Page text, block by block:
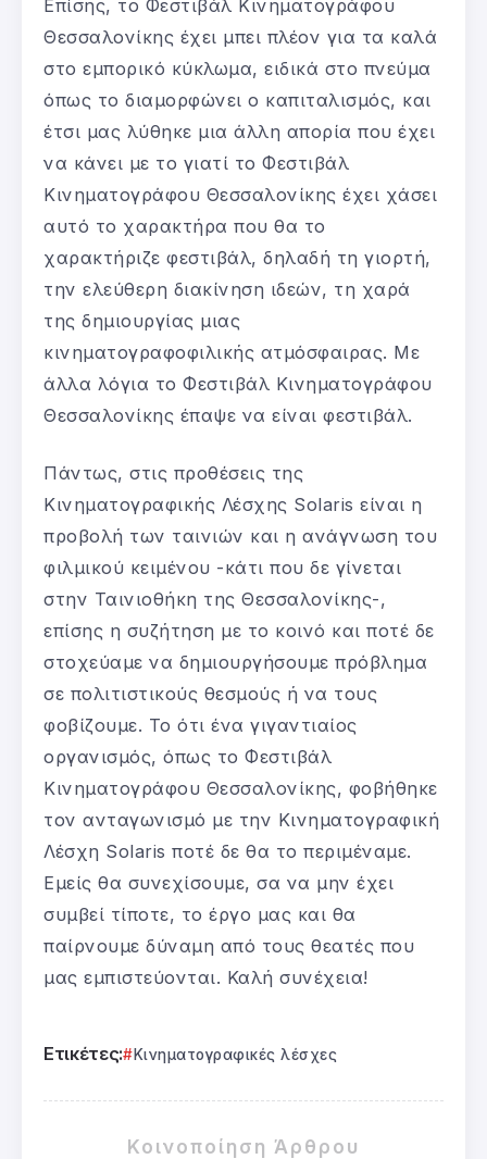
Επίσης, το Φεστιβάλ Κινηματογράφου
Θεσσαλονίκης έχει μπει πλέον για τα καλά
στο εμπορικό κύκλωμα, ειδικά στο πνεύμα
όπως το διαμορφώνει ο καπιταλισμός, και
έτσι μας λύθηκε μια άλλη απορία που έχει
να κάνει με το γιατί το Φεστιβάλ
Κινηματογράφου Θεσσαλονίκης έχει χάσει
αυτό το χαρακτήρα που θα το
χαρακτήριζε φεστιβάλ, δηλαδή τη γιορτή,
την ελεύθερη διακίνηση ιδεών, τη χαρά
της δημιουργίας μιας
κινηματογραφοφιλικής ατμόσφαιρας. Με
άλλα λόγια το Φεστιβάλ Κινηματογράφου
Θεσσαλονίκης έπαψε να είναι φεστιβάλ.
Πάντως, στις προθέσεις της
Κινηματογραφικής Λέσχης Solaris είναι η
προβολή των ταινιών και η ανάγνωση του
φιλμικού κειμένου -κάτι που δε γίνεται
στην Ταινιοθήκη της Θεσσαλονίκης-,
επίσης η συζήτηση με το κοινό και ποτέ δε
στοχεύαμε να δημιουργήσουμε πρόβλημα
σε πολιτιστικούς θεσμούς ή να τους
φοβίζουμε. Το ότι ένα γιγαντιαίος
οργανισμός, όπως το Φεστιβάλ
Κινηματογράφου Θεσσαλονίκης, φοβήθηκε
τον ανταγωνισμό με την Κινηματογραφική
Λέσχη Solaris ποτέ δε θα το περιμέναμε.
Εμείς θα συνεχίσουμε, σα να μην έχει
συμβεί τίποτε, το έργο μας και θα
παίρνουμε δύναμη από τους θεατές που
μας εμπιστεύονται. Καλή συνέχεια!
Ετικέτες: Κινηματογραφικές λέσχες
Κοινοποίηση Άρθρου